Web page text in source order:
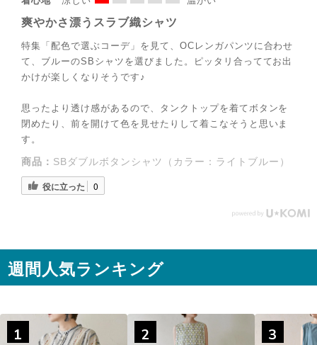
爽やかさ漂うスラブ織シャツ
特集「配色で選ぶコーデ」を見て、OCレンガパンツに合わせ
て、ブルーのSBシャツを選びました。ピッタリ合っててお出
かけが楽しくなりそうです♪
思ったより透け感があるので、タンクトップを着てボタンを
閉めたり、前を開けて色を見せたりして着こなそうと思いま
す。
商品： SBダブルボタンシャツ（カラー：ライトブルー）
役に立った 0
週間人気ランキング
1 2 3